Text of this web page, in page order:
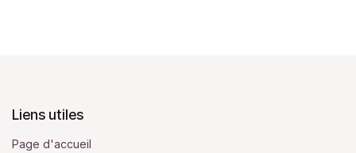
Liens utiles
Page d'accueil